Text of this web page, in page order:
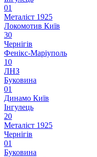
01
Металіст 1925
Локомотив Київ
30
Чернігів
Фенікс-Маріуполь
10
ЛНЗ
Буковина
01
Динамо Київ
Інгулець
20
Металіст 1925
Чернігів
01
Буковина